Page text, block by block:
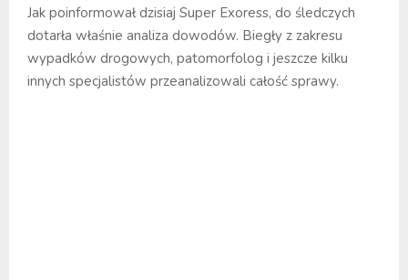
Jak poinformował dzisiaj Super Exoress, do śledczych
dotarła właśnie analiza dowodów. Biegły z zakresu
wypadków drogowych, patomorfolog i jeszcze kilku
innych specjalistów przeanalizowali całość sprawy.